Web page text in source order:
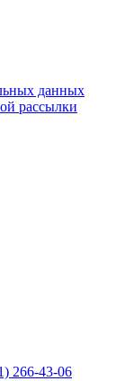
данных
рассылки
266-43-06